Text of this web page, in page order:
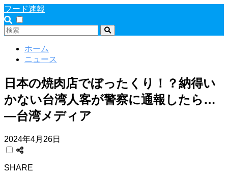
フード速報
ホーム
ニュース
日本の焼肉店でぼったくり！？納得い
かない台湾人客が警察に通報したら…
―台湾メディア
2024年4月26日
SHARE